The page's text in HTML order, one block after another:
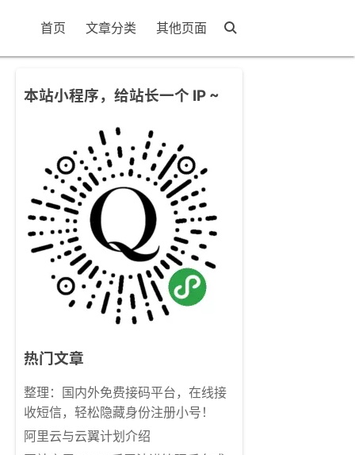
首页 文章分类 其他页面
本站小程序，给站长一个 IP ~
热门文章
整理：国内外免费接码平台，在线接
收短信，轻松隐藏身份注册小号！
阿里云与云翼计划介绍